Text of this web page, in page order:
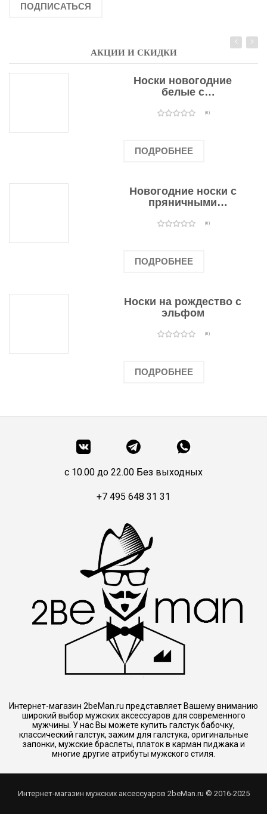
ПОДПИСАТЬСЯ
АКЦИИ И СКИДКИ
Носки новогодние
белые с
оленями(0)
ПОДРОБНЕЕ
Новогодние носки с
пряничными
(0)
ПОДРОБНЕЕ
Носки на рождество с
эльфом
(0)
ПОДРОБНЕЕ
c 10.00 до 22.00 Без выходных
+7 495 648 31 31
Интернет-магазин 2beMan.ru представляет Вашему вниманию
широкий выбор мужских аксессуаров для современного
мужчины. У нас Вы можете купить галстук бабочку,
классический галстук, зажим для галстука, оригинальные
запонки, мужские браслеты, платок в карман пиджака и
многие другие атрибуты мужского стиля.
Интернет-магазин мужских аксессуаров 2beMan.ru © 2016-2025